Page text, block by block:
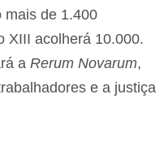
mais de 1.400
XIII acolherá 10.000.
a Rerum Novarum,
e a justiça